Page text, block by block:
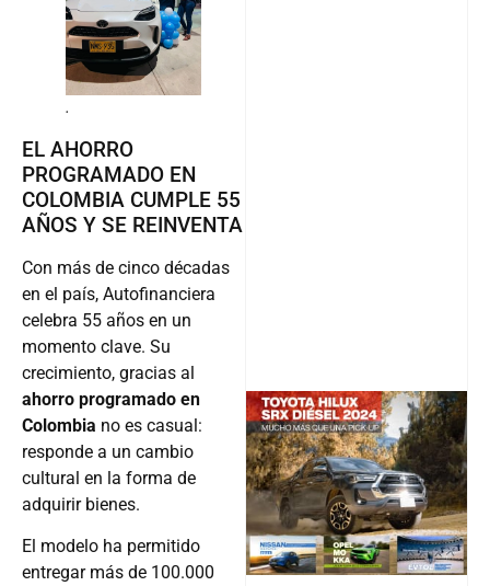
.
PROGRAMADO EN
COLOMBIA CUMPLE 55
AÑOS Y SE REINVENTA
en el país, Autofinanciera
celebra 55 años en un
momento clave. Su
crecimiento, gracias al
ahorro programado en
Colombiano es casual:
responde a un cambio
cultural en la forma de
adquirir bienes.
El modelo ha permitido
entregar más de 100.000
vehículos y motos,
Follow